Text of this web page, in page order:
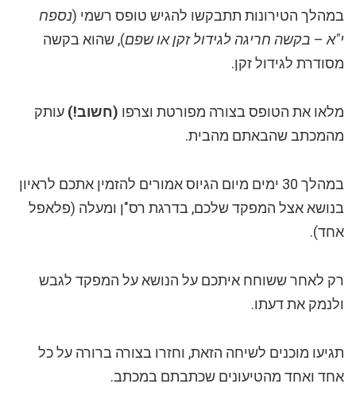
במהלך הטירונות תתבקשו להגיש טופס רשמי (נספח
י"א – בקשה חריגה לגידול זקן או שפם), שהוא בקשה
מסודרת לגידול זקן.
מלאו את הטופס בצורה מפורטת וצרפו (חשוב!) עותק
מהמכתב שהבאתם מהבית.
במהלך 30 ימים מיום הגיוס אמורים להזמין אתכם לראיון
בנושא אצל המפקד שלכם, בדרגת רס"ן ומעלה (פלאפל
אחד).
רק לאחר ששוחח איתכם על הנושא על המפקד לגבש
ולנמק את דעתו.
תגיעו מוכנים לשיחה הזאת, וחזרו בצורה ברורה על כל
אחד ואחד מהטיעונים שכתבתם במכתב.